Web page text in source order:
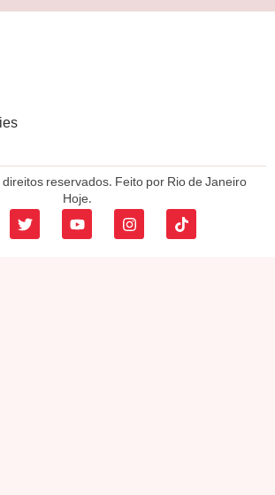
reservados. Feito por Rio de Janeiro
Hoje.